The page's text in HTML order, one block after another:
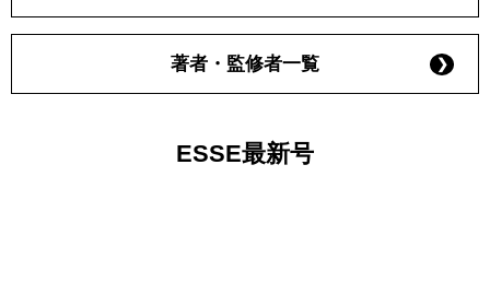
著者・監修者一覧
ESSE最新号